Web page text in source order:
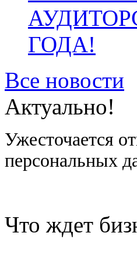
ГОДА!
Все новости
Актуально!
Ужесточается
персональных
Что ждет